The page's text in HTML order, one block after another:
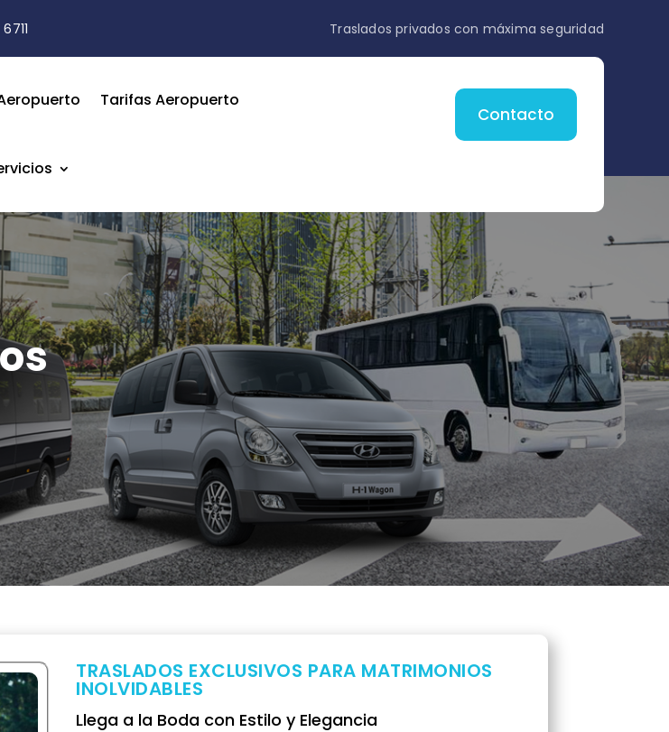
Traslados privados con máxima seguridad
Tarifas Aeropuerto
Contacto
TRASLADOS EXCLUSIVOS PARA MATRIMONIOS
INOLVIDABLES
Llega a la Boda con Estilo y Elegancia